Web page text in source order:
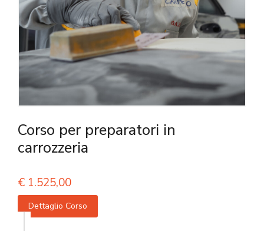
Corso per preparatori in
carrozzeria
€ 1.525,00
Dettaglio Corso